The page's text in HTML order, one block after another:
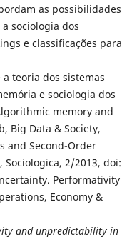
as possibilidades
sociologia dos
e classificações para
teoria dos sistemas
e sociologia dos
memory and
Big Data & Society,
and Second-Order
Sociologica, 2/2013, doi:
Performativity
Economy &
and unpredictability in